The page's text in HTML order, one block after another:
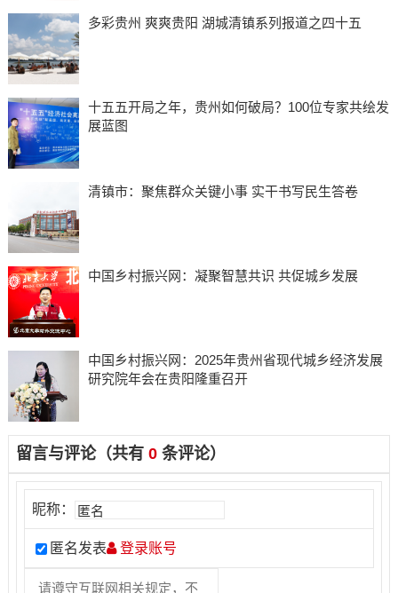
多彩贵州 爽爽贵阳 湖城清镇系列报道之四十五
十五五开局之年，贵州如何破局？100位专家共绘发
展蓝图
清镇市：聚焦群众关键小事 实干书写民生答卷
中国乡村振兴网：凝聚智慧共识 共促城乡发展
中国乡村振兴网：2025年贵州省现代城乡经济发展
研究院年会在贵阳隆重召开
留言与评论（共有 0条评论）
昵称：
匿名发表 登录账号